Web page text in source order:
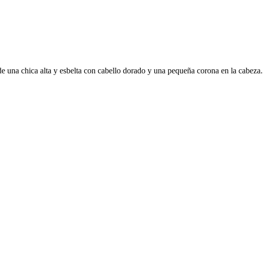
una chica alta y esbelta con cabello dorado y una pequeña corona en la cabeza.